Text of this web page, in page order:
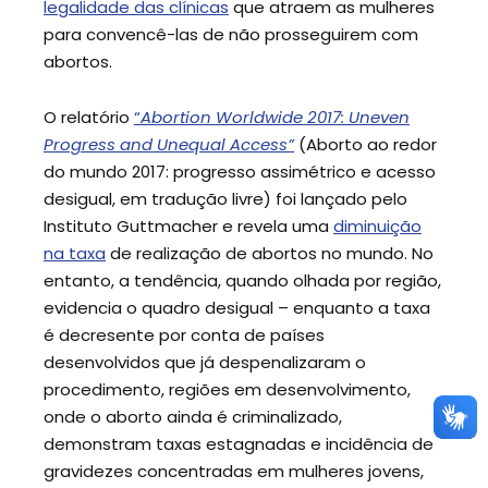
legalidade das clínicas que atraem as mulheres
para convencê-las de não prosseguirem com
abortos.
O relatório “Abortion Worldwide 2017: Uneven
Progress and Unequal Access”(Aborto ao redor
do mundo 2017: progresso assimétrico e acesso
desigual, em tradução livre) foi lançado pelo
Instituto Guttmacher e revela uma diminuição
na taxa de realização de abortos no mundo. No
entanto, a tendência, quando olhada por região,
evidencia o quadro desigual – enquanto a taxa
é decresente por conta de países
desenvolvidos que já despenalizaram o
procedimento, regiões em desenvolvimento,
onde o aborto ainda é criminalizado,
demonstram taxas estagnadas e incidência de
gravidezes concentradas em mulheres jovens,